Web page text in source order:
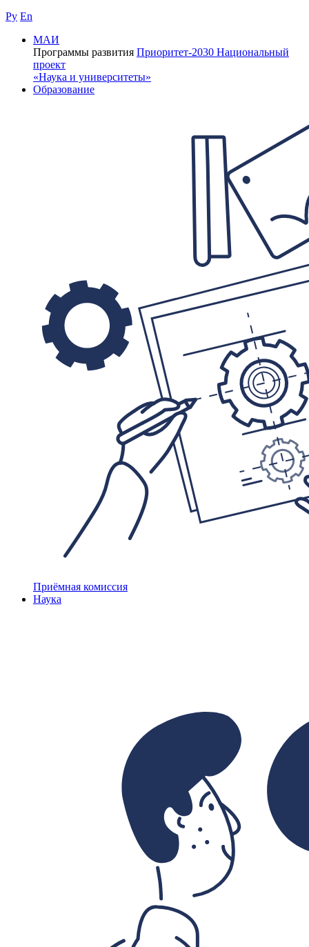
Ру En
МАИ
Программы развития Приоритет-2030 Национальный
проект
«Наука и университеты»
Образование
Приёмная комиссия
Наука